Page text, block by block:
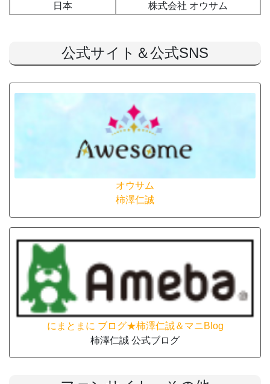
日本
株式会社 オウサム
公式サイト＆公式SNS
オウサム
柿澤仁誠
にまとまに ブログ★柿澤仁誠＆マニBlog
柿澤仁誠 公式ブログ